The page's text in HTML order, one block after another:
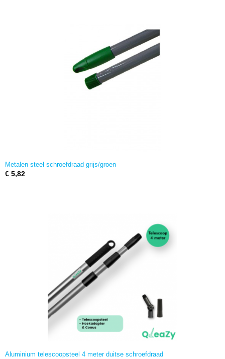
Metalen steel schroefdraad grijs/groen
€ 5,82
Aluminium telescoopsteel 4 meter duitse schroefdraad